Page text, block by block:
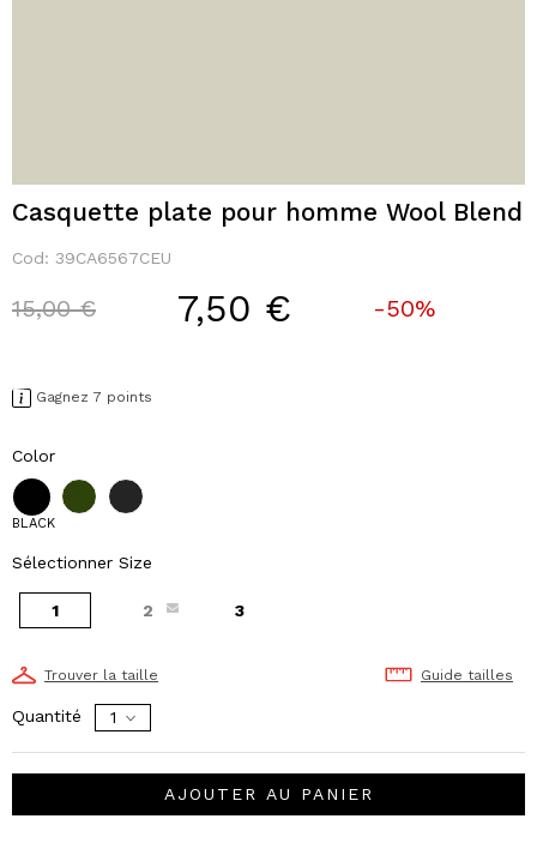
Casquette plate pour homme Wool Blend
Cod: 39CA6567CEU
Price reduced from
15,00 €to 7,50 € -50%
Gagnez 7 points
Color
BLACK
Sélectionner Size
1 2 3
Trouver la taille Guide tailles
Quantité
AJOUTER AU PANIER